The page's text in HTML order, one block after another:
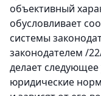
объективный
обусловливает
системы
законодателем /
делает
юридические